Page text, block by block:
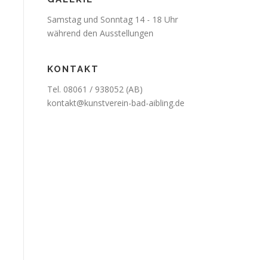
Samstag und Sonntag 14 - 18 Uhr
während den Ausstellungen
KONTAKT
Tel. 08061 / 938052 (AB)
kontakt@kunstverein-bad-aibling.de